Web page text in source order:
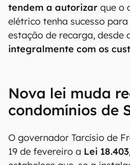
tendem a autorizar que o
elétrico tenha sucesso
estação de recarga, desde
integralmente com os
Nova lei muda
condomínios de
O governador Tarcísio de
19 de fevereiro a Lei